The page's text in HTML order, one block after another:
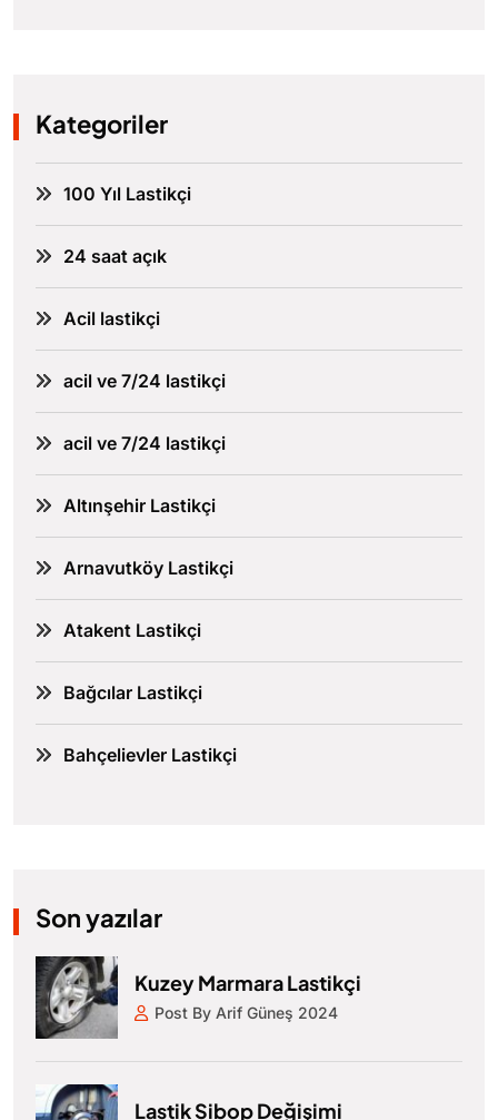
Kategoriler
100 Yıl Lastikçi
24 saat açık
Acil lastikçi
acil ve 7/24 lastikçi
acil ve 7/24 lastikçi
Altınşehir Lastikçi
Arnavutköy Lastikçi
Atakent Lastikçi
Bağcılar Lastikçi
Bahçelievler Lastikçi
Son yazılar
Kuzey Marmara Lastikçi
Post By Arif Güneş 2024
Lastik Sibop Değişimi